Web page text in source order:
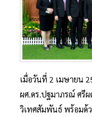
เมื่อวันที่ 2 เมษายน
ผศ.ดร.ปฐมาภรณ์ ศรี
วิเทศสัมพันธ์ พร้อมด้